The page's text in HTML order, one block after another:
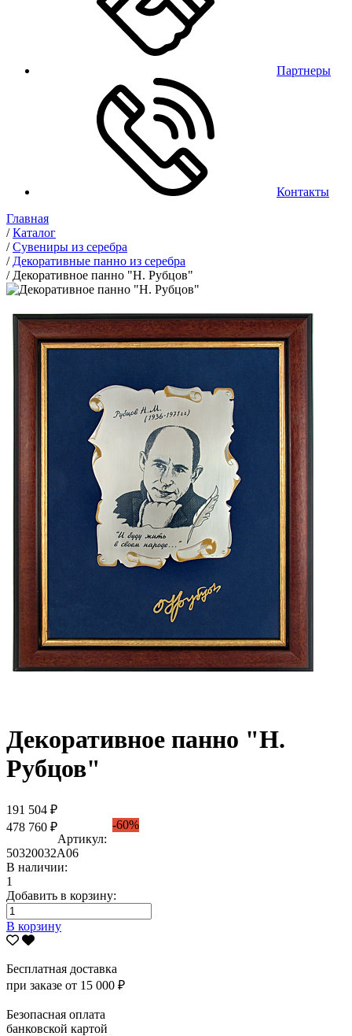
Партнеры
Контакты
Главная
/Каталог
/Сувениры из серебра
/ Декоративные панно из серебра
/ Декоративное панно "Н. Рубцов"
Декоративное панно "Н.
Рубцов"
191 504 ₽
478 760 ₽
-60%
Артикул:
50320032А06
В наличии:
1
Добавить в корзину:
В корзину
Бесплатная доставка
при заказе от 15 000 ₽
Безопасная оплата
банковской картой